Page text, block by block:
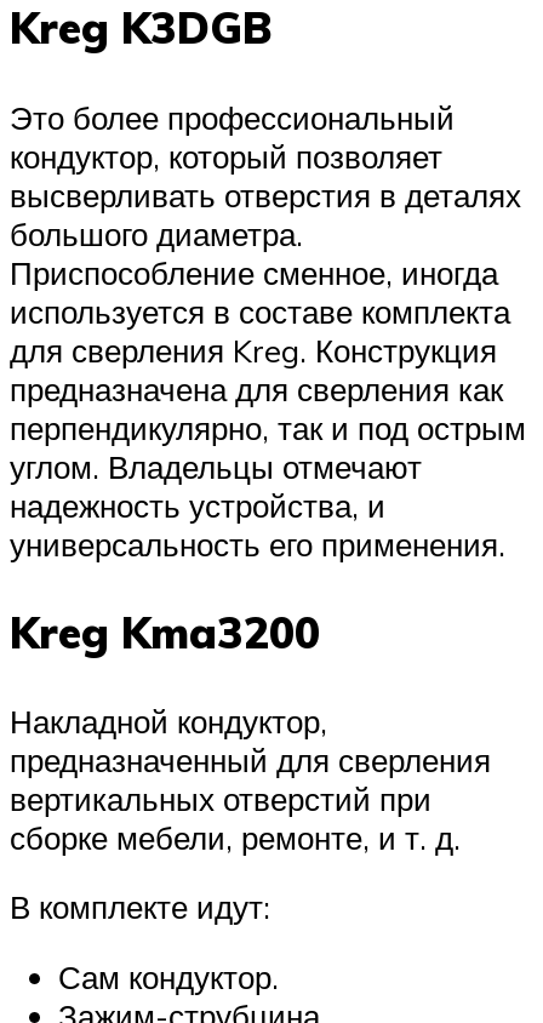
Kreg K3DGB
Это более профессиональный
кондуктор, который позволяет
высверливать отверстия в деталях
большого диаметра.
Приспособление сменное, иногда
используется в составе комплекта
для сверления Kreg. Конструкция
предназначена для сверления как
перпендикулярно, так и под острым
углом. Владельцы отмечают
надежность устройства, и
универсальность его применения.
Kreg Kma3200
Накладной кондуктор,
предназначенный для сверления
вертикальных отверстий при
сборке мебели, ремонте, и т. д.
В комплекте идут:
Сам кондуктор.